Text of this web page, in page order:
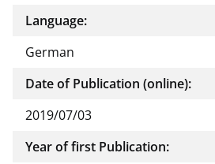
Language:
German
Date of Publication (online):
2019/07/03
Year of first Publication: